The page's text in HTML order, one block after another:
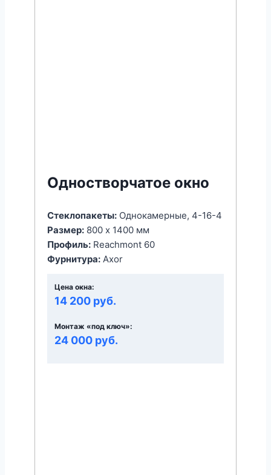
Одностворчатое окно
Стеклопакеты: Однокамерные, 4-16-4
Размер: 800 x 1400 мм
Профиль: Reachmont 60
Фурнитура: Axor
Цена окна:
14 200 руб.
Монтаж «под ключ»:
24 000 руб.